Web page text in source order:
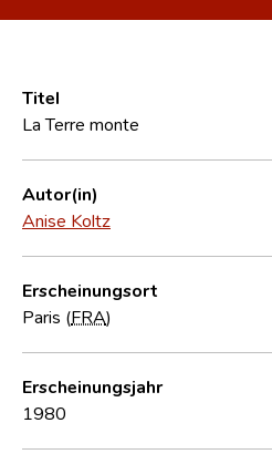
Häufige Fragen und
CNL
Forschungsgruppe
Kontakt
Titel
La Terre monte
Autor(in)
Anise Koltz
Erscheinungsort
Paris (FRA)
Erscheinungsjahr
1980